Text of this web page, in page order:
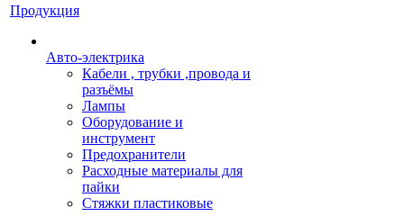
Продукция
Авто-электрика
Кабели , трубки ,провода и
разъёмы
Лампы
Оборудование и
инструмент
Предохранители
Расходные материалы для
пайки
Стяжки пластиковые